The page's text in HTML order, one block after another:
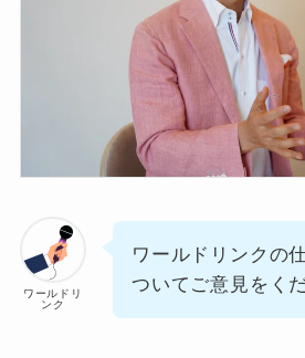
ワールドリ
ンク
ワールドリンクの
ついてご意見をくだ